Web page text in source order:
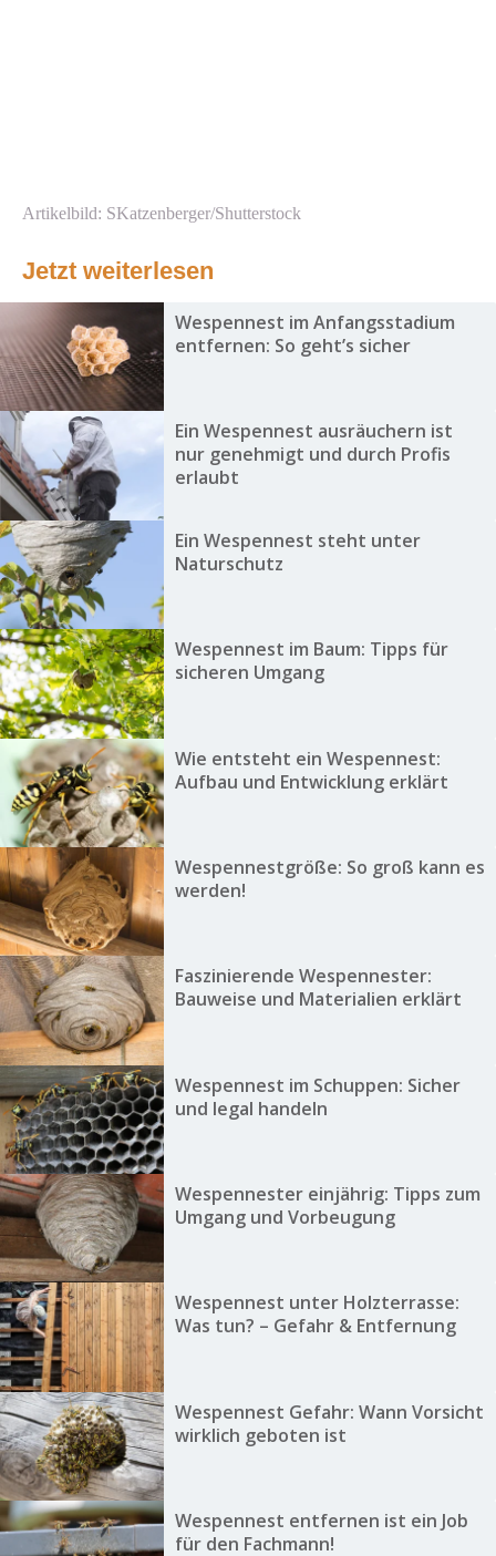
Artikelbild: SKatzenberger/Shutterstock
Jetzt weiterlesen
Wespennest im Anfangsstadium
entfernen: So geht’s sicher
Ein Wespennest ausräuchern ist
nur genehmigt und durch Profis
erlaubt
Ein Wespennest steht unter
Naturschutz
Wespennest im Baum: Tipps für
sicheren Umgang
Wie entsteht ein Wespennest:
Aufbau und Entwicklung erklärt
Wespennestgröße: So groß kann es
werden!
Faszinierende Wespennester:
Bauweise und Materialien erklärt
Wespennest im Schuppen: Sicher
und legal handeln
Wespennester einjährig: Tipps zum
Umgang und Vorbeugung
Wespennest unter Holzterrasse:
Was tun? – Gefahr & Entfernung
Wespennest Gefahr: Wann Vorsicht
wirklich geboten ist
Wespennest entfernen ist ein Job
für den Fachmann!